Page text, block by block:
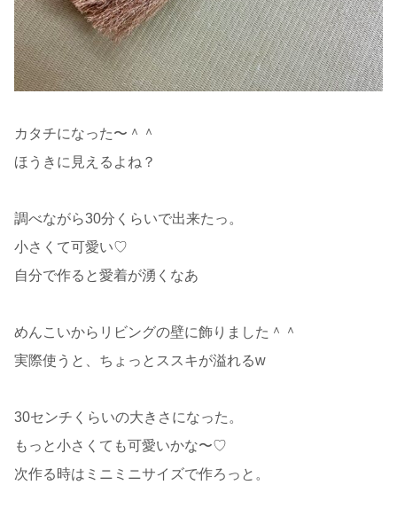
カタチになった〜＾＾
ほうきに見えるよね？
調べながら30分くらいで出来たっ。
小さくて可愛い♡
自分で作ると愛着が湧くなあ
めんこいからリビングの壁に飾りました＾＾
実際使うと、ちょっとススキが溢れるw
30センチくらいの大きさになった。
もっと小さくても可愛いかな〜♡
次作る時はミニミニサイズで作ろっと。